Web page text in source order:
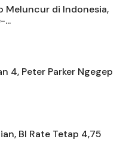
Meluncur di Indonesia,
...
4, Peter Parker Ngegep
BI Rate Tetap 4,75